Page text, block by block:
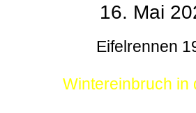
16. Mai
Eifelrennen
Wintereinbruch in